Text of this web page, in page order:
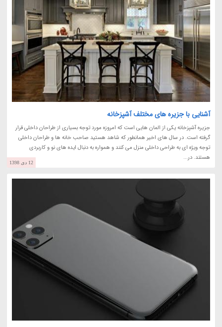
آشنایی با جزیره های مختلف آشپزخانه
جزیره آشپزخانه یکی از المان هایی است که امروزه مورد توجه بسیاری از طراحان داخلی قرار
گرفته است. در سال های اخیر همانطور که شاهد هستید صاحب خانه ها و طراحان داخلی
توجه ویژه ای به طراحی داخلی منزل می کنند و همواره به دنبال ایده های نو و کاربردی
هستند. در...
12 دی 1398